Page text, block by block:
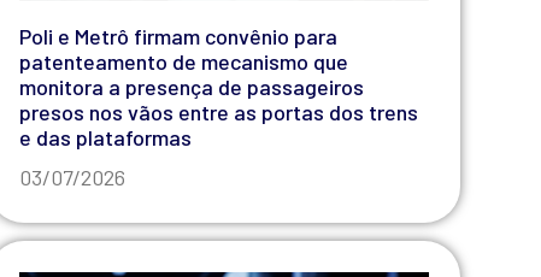
Poli e Metrô firmam convênio para
patenteamento de mecanismo que
monitora a presença de passageiros
presos nos vãos entre as portas dos trens
e das plataformas
03/07/2026